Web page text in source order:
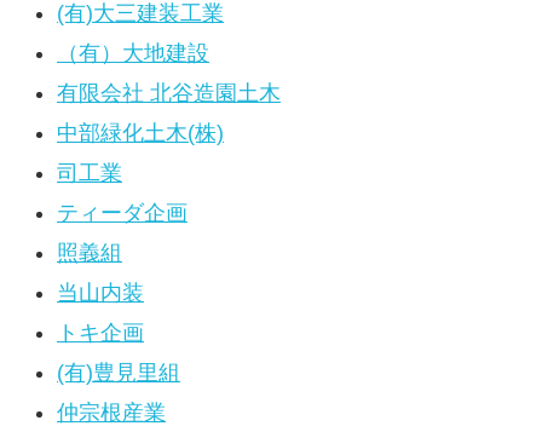
(有)大三建装工業
（有）大地建設
有限会社 北谷造園土木
中部緑化土木(株)
司工業
ティーダ企画
照義組
当山内装
トキ企画
(有)豊見里組
仲宗根産業